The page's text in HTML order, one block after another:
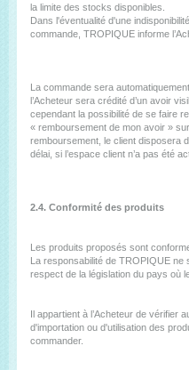
la limite des stocks disponibles.
Dans l'éventualité d'une
commande, TROPIQUE informe
La commande sera
l’Acheteur sera crédité d’un avoir
cependant la possibilité de se faire
« remboursement de mon avoir »
remboursement, le client disposera
délai, si l’espace client n’a pas été
2.4. Conformité des produits
Les produits proposés sont
La responsabilité de TROPIQUE ne
respect de la législation du pays où
Il appartient à l’Acheteur de vérifier
d'importation ou d'utilisation des
commander.